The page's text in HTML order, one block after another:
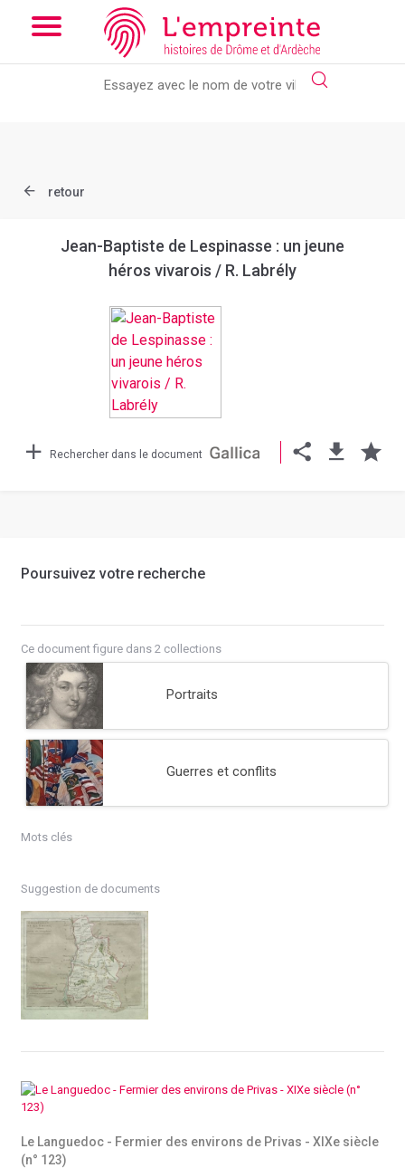
Array ( [slug] => document [ref] => bpt6k97626908 )
new slick-theme.css if you want the default styling
retour
Jean-Baptiste de Lespinasse : un jeune
héros vivarois / R. Labrély
Rechercher dans le document
Poursuivez votre recherche
Ce document figure dans 2 collections
Portraits
Guerres et conflits
Mots clés
Suggestion de documents
Le Languedoc - Fermier des environs de Privas - XIXe siècle
(n° 123)